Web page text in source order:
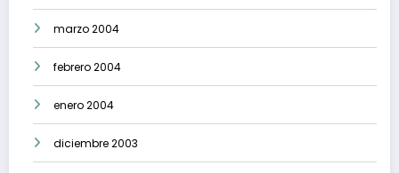
marzo 2004
febrero 2004
enero 2004
diciembre 2003